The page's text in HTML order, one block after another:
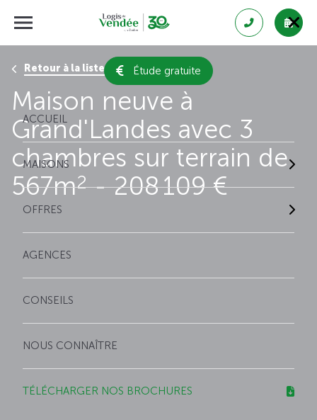
Étude gratuite
ACCUEIL
MAISONS
OFFRES
AGENCES
CONSEILS
NOUS CONNAÎTRE
TÉLÉCHARGER NOS BROCHURES
Retour à la liste des résultats
Maison neuve à
Grand'Landes avec 3
chambres sur terrain de
567m2- 208 109 €